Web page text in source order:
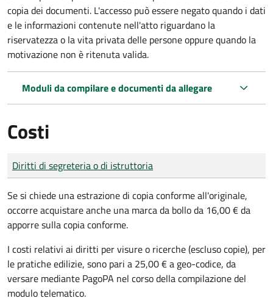
copia dei documenti. L'accesso può essere negato quando i dati
e le informazioni contenute nell'atto riguardano la
riservatezza o la vita privata delle persone oppure quando la
motivazione non è ritenuta valida.
Moduli da compilare e documenti da allegare
Costi
Tipo di pagamento
Importo
Diritti di segreteria o di istruttoria
Se si chiede una estrazione di copia conforme all'originale,
occorre acquistare anche una marca da bollo da 16,00 € da
apporre sulla copia conforme.
I costi relativi ai diritti per visure o ricerche (escluso copie), per
le pratiche edilizie, sono pari a 25,00 € a geo-codice, da
versare mediante PagoPA nel corso della compilazione del
modulo telematico.